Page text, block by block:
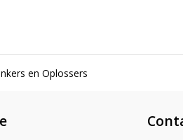
en Oplossers